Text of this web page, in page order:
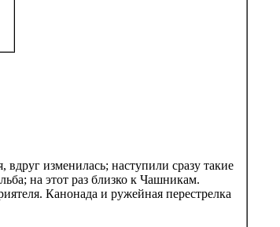
изменилась; наступили сразу такие
на этот раз близко к Чашникам.
Канонада и ружейная перестрелка